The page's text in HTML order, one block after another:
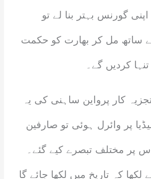
گورنس بہتر بنا لے تو
ساتھ مل کر بھارت کو حکمت
کردیں گے۔
کار پرواین ساہنی کی یہ
پر وائرل ہوئی تو صارفین
پر مختلف تبصرے کیے گئے۔
کہ تاریخ میں لکھا جائے گا